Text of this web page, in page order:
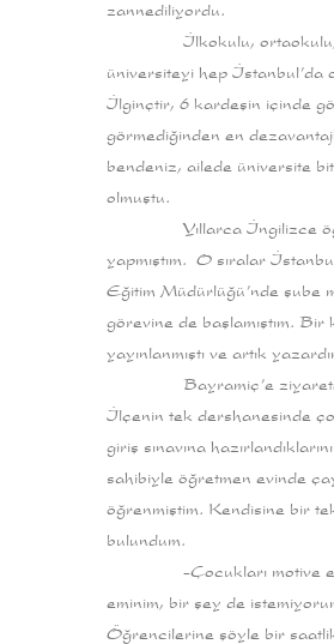
zannediliyordu.
İlkokulu, ortaokulu,
üniversiteyi hep İstanbul’da
İlginçtir, 6 kardeşin içinde
görmediğinden en
bendeniz, ailede üniversite
olmuştu.
Yıllarca İngilizce
yapmıştım. O sıralar
Eğitim Müdürlüğü’nde şube
görevine de başlamıştım. Bir
yayınlanmıştı ve artık
Bayramiç’e ziyarete
İlçenin tek dershanesinde
giriş sınavına
sahibiyle öğretmen evinde
öğrenmiştim. Kendisine bir
bulundum.
-Çocukları motive
eminim, bir şey de
Öğrencilerine şöyle bir